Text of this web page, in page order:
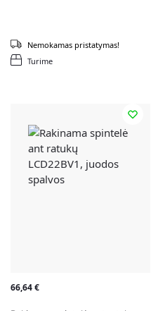
Turime
Nemokamas pristatymas!
66,64€